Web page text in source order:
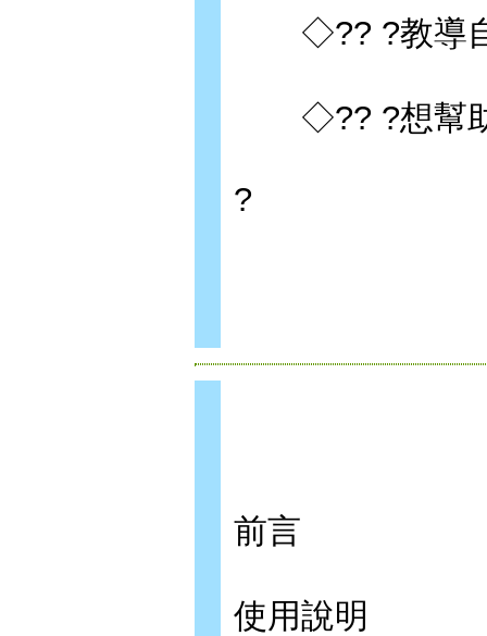
◇?? ?教導自
◇?? ?想幫助
?
前言
使用說明